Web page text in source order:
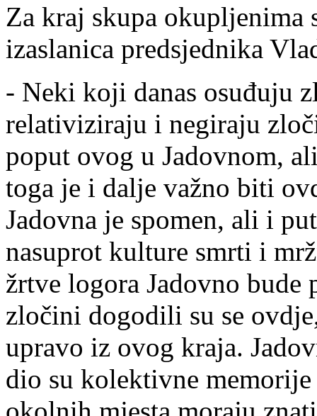
Za kraj skupa okupljenima
izaslanica predsjednika
- Neki koji danas osuđuju
relativiziraju i negiraju
poput ovog u Jadovnom,
toga je i dalje važno biti
Jadovna je spomen, ali i
nasuprot kulture smrti i
žrtve logora Jadovno
zločini dogodili su se
upravo iz ovog kraja.
dio su kolektivne